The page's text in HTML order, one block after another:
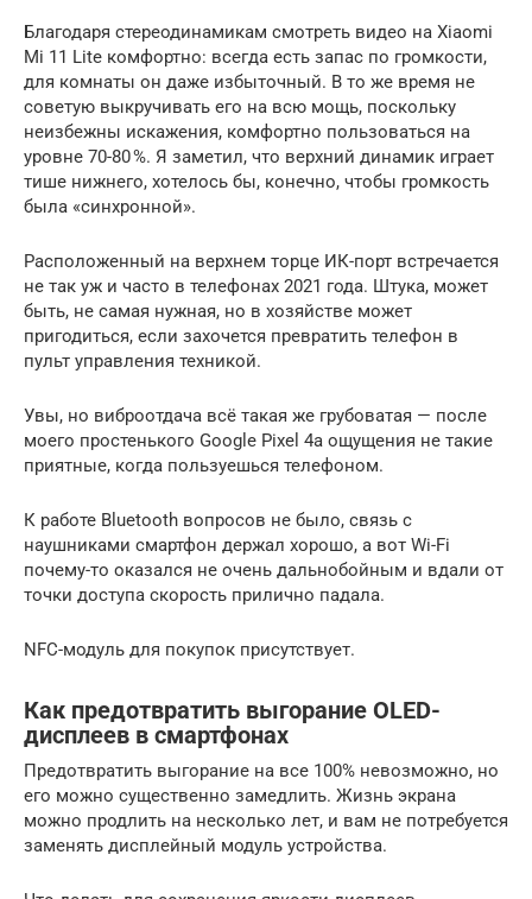
Благодаря стереодинамикам смотреть видео на Xiaomi
Mi 11 Lite комфортно: всегда есть запас по громкости,
для комнаты он даже избыточный. В то же время не
советую выкручивать его на всю мощь, поскольку
неизбежны искажения, комфортно пользоваться на
уровне 70-80 %. Я заметил, что верхний динамик играет
тише нижнего, хотелось бы, конечно, чтобы громкость
была «синхронной».
Расположенный на верхнем торце ИК-порт встречается
не так уж и часто в телефонах 2021 года. Штука, может
быть, не самая нужная, но в хозяйстве может
пригодиться, если захочется превратить телефон в
пульт управления техникой.
Увы, но виброотдача всё такая же грубоватая — после
моего простенького Google Pixel 4a ощущения не такие
приятные, когда пользуешься телефоном.
К работе Bluetooth вопросов не было, связь с
наушниками смартфон держал хорошо, а вот Wi-Fi
почему-то оказался не очень дальнобойным и вдали от
точки доступа скорость прилично падала.
NFC-модуль для покупок присутствует.
Как предотвратить выгорание OLED-
дисплеев в смартфонах
Предотвратить выгорание на все 100% невозможно, но
его можно существенно замедлить. Жизнь экрана
можно продлить на несколько лет, и вам не потребуется
заменять дисплейный модуль устройства.